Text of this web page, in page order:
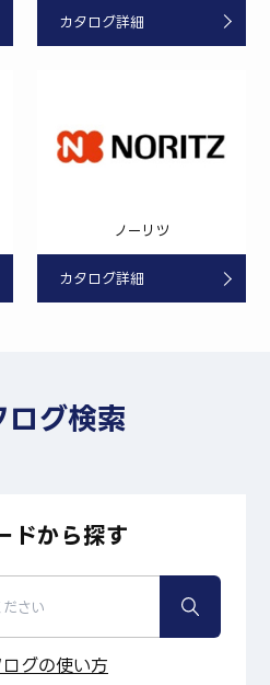
カタログ詳細
ノーリツ
カタログ詳細
ログ検索
ドから探す
ログの使い方